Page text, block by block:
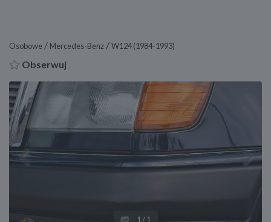
Osobowe / Mercedes-Benz /W124 (1984-1993)
Obserwuj
Previous Next
1 /1